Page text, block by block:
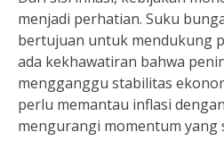
menjadi perhatian. Suku
bertujuan untuk mendukung
ada kekhawatiran bahwa
mengganggu stabilitas
perlu memantau inflasi
mengurangi momentum yang